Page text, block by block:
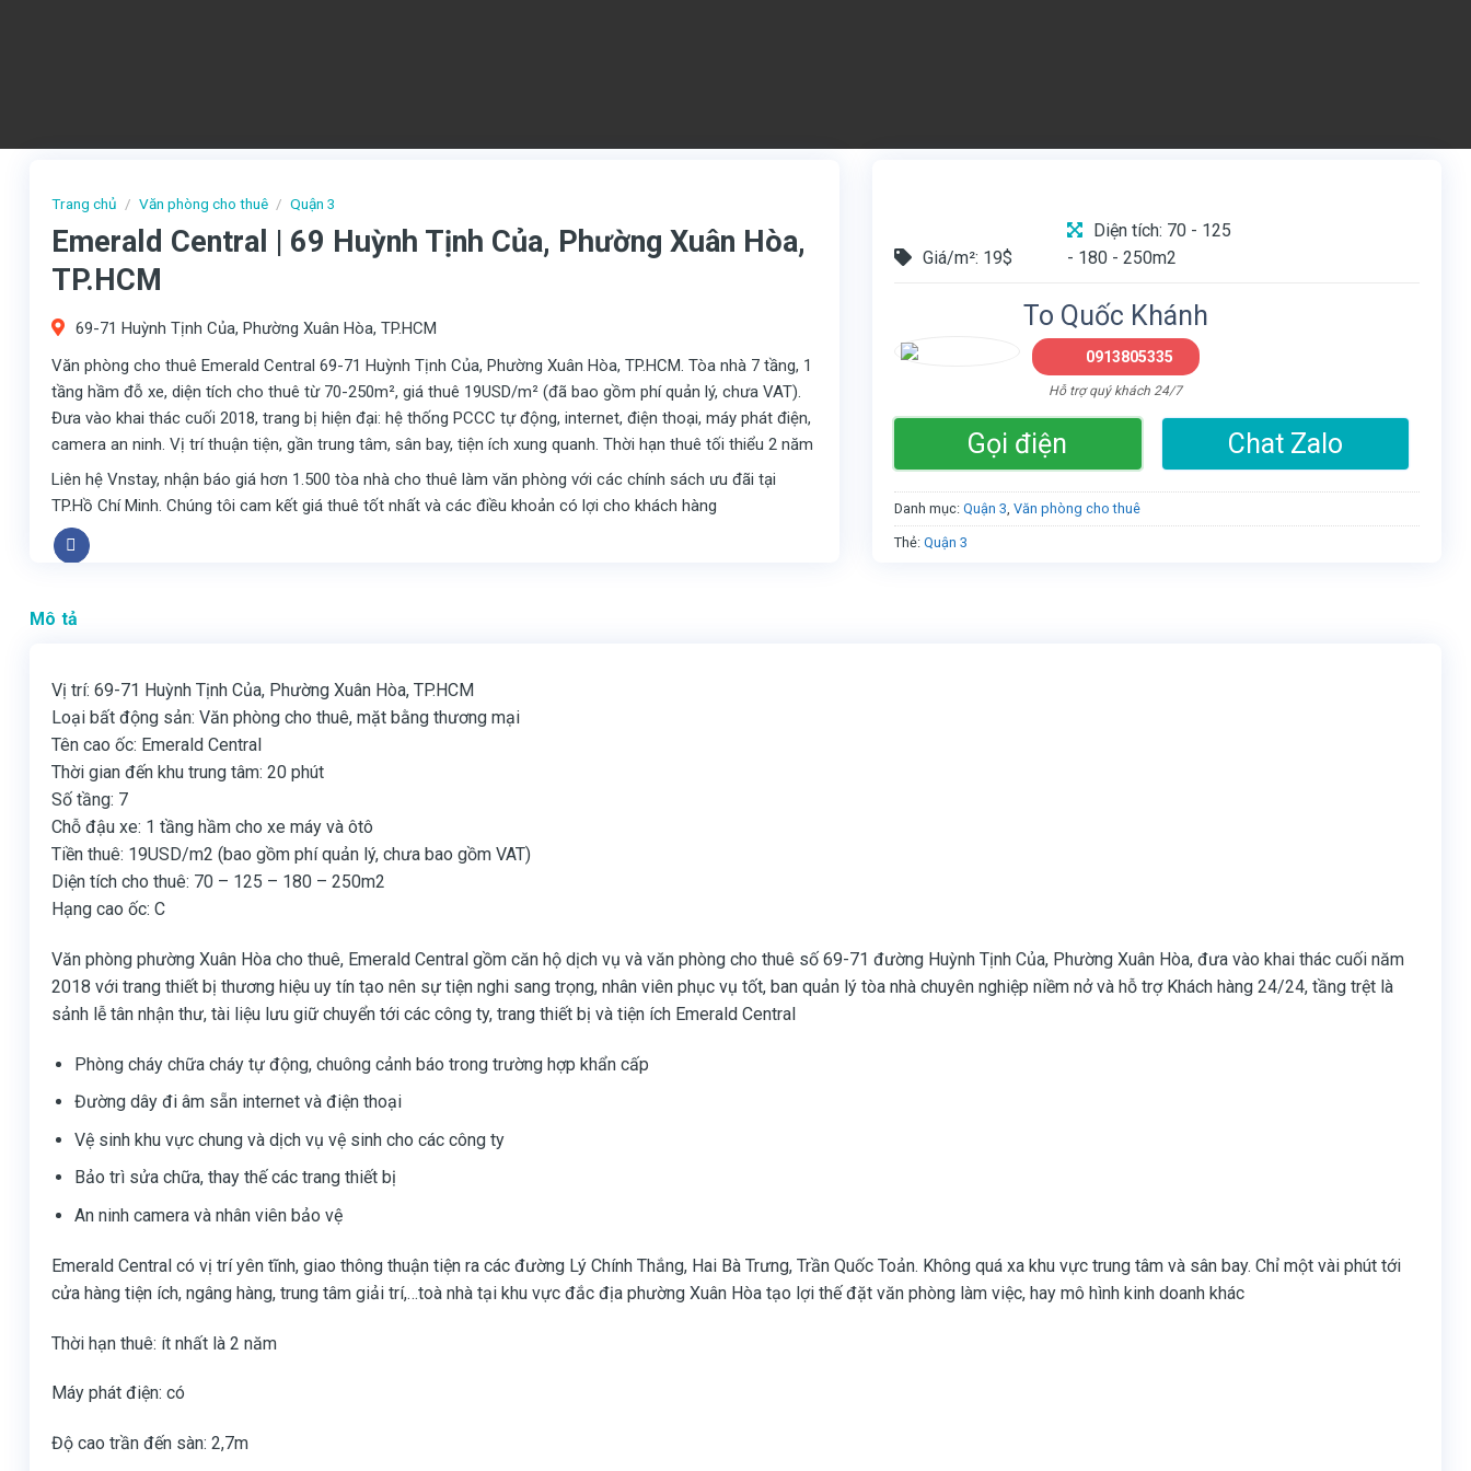
Trang chủ / Văn phòng cho thuê / Quận 3
Emerald Central | 69 Huỳnh Tịnh Của, Phường Xuân Hòa,
TP.HCM
69-71 Huỳnh Tịnh Của, Phường Xuân Hòa, TP.HCM
Văn phòng cho thuê Emerald Central 69-71 Huỳnh Tịnh Của, Phường Xuân Hòa, TP.HCM. Tòa nhà 7 tầng, 1
tầng hầm đỗ xe, diện tích cho thuê từ 70-250m², giá thuê 19USD/m² (đã bao gồm phí quản lý, chưa VAT).
Đưa vào khai thác cuối 2018, trang bị hiện đại: hệ thống PCCC tự động, internet, điện thoại, máy phát điện,
camera an ninh. Vị trí thuận tiện, gần trung tâm, sân bay, tiện ích xung quanh. Thời hạn thuê tối thiểu 2 năm
Liên hệ Vnstay, nhận báo giá hơn 1.500 tòa nhà cho thuê làm văn phòng với các chính sách ưu đãi tại
TP.Hồ Chí Minh. Chúng tôi cam kết giá thuê tốt nhất và các điều khoản có lợi cho khách hàng
Giá/m²: 19$
Diện tích: 70 - 125
- 180 - 250m2
To Quốc Khánh
0913805335
Hỗ trợ quý khách 24/7
Gọi điện Chat Zalo
Danh mục: Quận 3, Văn phòng cho thuê
Thẻ: Quận 3
Mô tả
Vị trí: 69-71 Huỳnh Tịnh Của, Phường Xuân Hòa, TP.HCM
Loại bất động sản: Văn phòng cho thuê, mặt bằng thương mại
Tên cao ốc: Emerald Central
Thời gian đến khu trung tâm: 20 phút
Số tầng: 7
Chỗ đậu xe: 1 tầng hầm cho xe máy và ôtô
Tiền thuê: 19USD/m2 (bao gồm phí quản lý, chưa bao gồm VAT)
Diện tích cho thuê: 70 – 125 – 180 – 250m2
Hạng cao ốc: C
Văn phòng phường Xuân Hòa cho thuê, Emerald Central gồm căn hộ dịch vụ và văn phòng cho thuê số 69-71 đường Huỳnh Tịnh Của, Phường Xuân Hòa, đưa vào khai thác cuối năm
2018 với trang thiết bị thương hiệu uy tín tạo nên sự tiện nghi sang trọng, nhân viên phục vụ tốt, ban quản lý tòa nhà chuyên nghiệp niềm nở và hỗ trợ Khách hàng 24/24, tầng trệt là
sảnh lễ tân nhận thư, tài liệu lưu giữ chuyển tới các công ty, trang thiết bị và tiện ích Emerald Central
Phòng cháy chữa cháy tự động, chuông cảnh báo trong trường hợp khẩn cấp
Đường dây đi âm sẵn internet và điện thoại
Vệ sinh khu vực chung và dịch vụ vệ sinh cho các công ty
Bảo trì sửa chữa, thay thế các trang thiết bị
An ninh camera và nhân viên bảo vệ
Emerald Central có vị trí yên tĩnh, giao thông thuận tiện ra các đường Lý Chính Thắng, Hai Bà Trưng, Trần Quốc Toản. Không quá xa khu vực trung tâm và sân bay. Chỉ một vài phút tới
cửa hàng tiện ích, ngâng hàng, trung tâm giải trí,…toà nhà tại khu vực đắc địa phường Xuân Hòa tạo lợi thế đặt văn phòng làm việc, hay mô hình kinh doanh khác
Thời hạn thuê: ít nhất là 2 năm
Máy phát điện: có
Độ cao trần đến sàn: 2,7m